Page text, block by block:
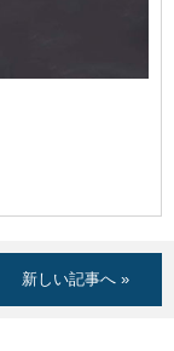
新しい記事へ »